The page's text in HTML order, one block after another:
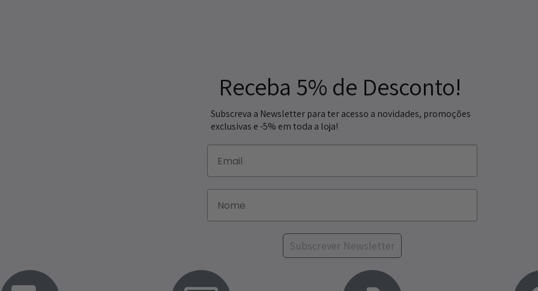
Receba 5% de Desconto!
Subscreva a Newsletter para ter acesso a novidades, promoções
exclusivas e -5% em toda a loja!
Subscrever Newsletter